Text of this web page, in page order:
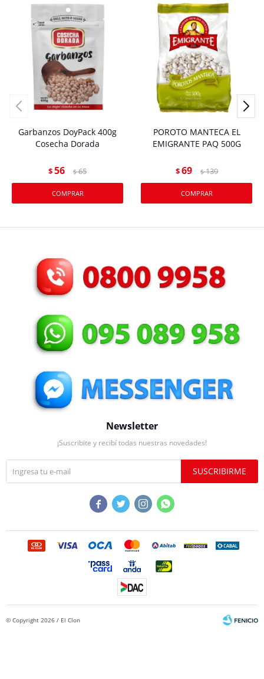
Garbanzos DoyPack 400g
Cosecha Dorada
$56 $ 65
POROTO MANTECA EL
EMIGRANTE PAQ 500G
$69 $ 139
Newsletter
¡Suscribite y recibí todas nuestras novedades!
SUSCRIBIRME
   
© Copyright 2026 / El Clon